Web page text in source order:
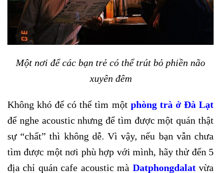
Một nơi để các bạn trẻ có thể trút bỏ phiền não
xuyên đêm
Không khó để có thể tìm một phòng trà ở Đà Lạt
để nghe acoustic nhưng để tìm được một quán thật
sự “chất” thì không dễ. Vì vậy, nếu bạn vẫn chưa
tìm được một nơi phù hợp với mình, hãy thử đến 5
địa chỉ quán cafe acoustic mà Datphongdalatvừa